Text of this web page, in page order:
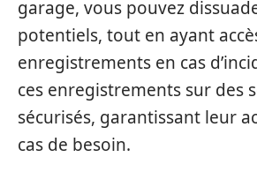
garage, vous pouvez
potentiels, tout en ayant
enregistrements en cas
ces enregistrements sur des
sécurisés, garantissant leur
cas de besoin.